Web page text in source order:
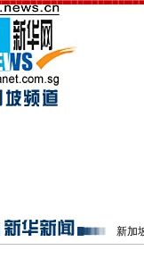
新加